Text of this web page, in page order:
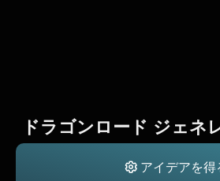
ドラゴンロード ジェネ
アイデアを得